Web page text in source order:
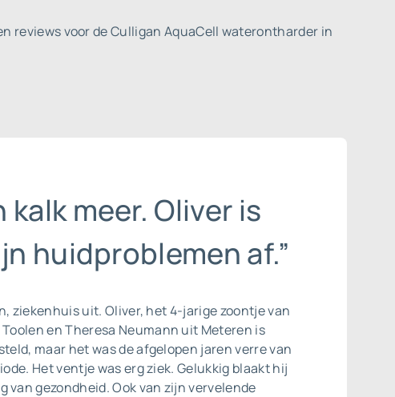
reviews voor de Culligan AquaCell waterontharder in
kalk meer. Oliver is
huidproblemen af.”
ziekenhuis uit. Oliver, het 4-jarige zoontje van
Toolen en Theresa Neumann uit Meteren is
maar het was de afgelopen jaren verre van
Het ventje was erg ziek. Gelukkig blaakt hij
van gezondheid. Ook van zijn vervelende